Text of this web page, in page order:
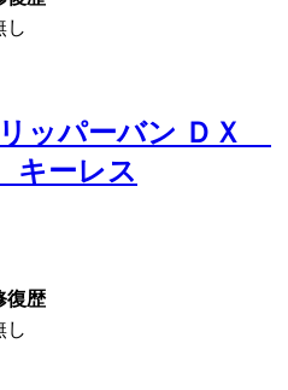
し
ッパーバン ＤＸ
ーレス
復歴
し